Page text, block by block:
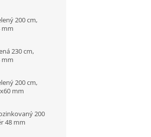
200 cm,
mm
230 cm,
mm
200 cm,
mm
200
48 mm